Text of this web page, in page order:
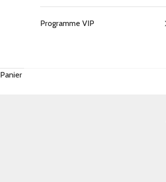
Programme VIP
Panier